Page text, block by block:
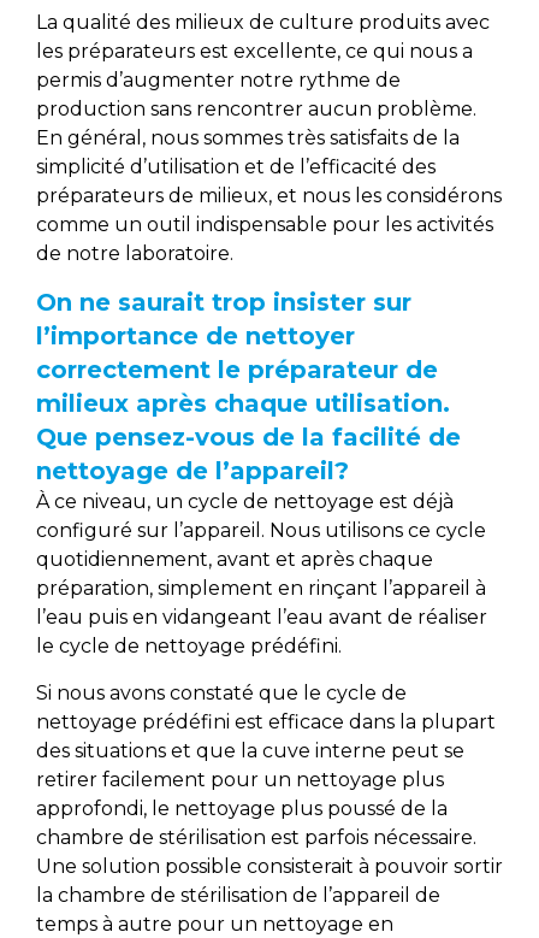
La qualité des milieux de culture produits avec
les préparateurs est excellente, ce qui nous a
permis d’augmenter notre rythme de
production sans rencontrer aucun problème.
En général, nous sommes très satisfaits de la
simplicité d’utilisation et de l’efficacité des
préparateurs de milieux, et nous les considérons
comme un outil indispensable pour les activités
de notre laboratoire.
On ne saurait trop insister sur
l’importance de nettoyer
correctement le préparateur de
milieux après chaque utilisation.
Que pensez-vous de la facilité de
nettoyage de l’appareil?
À ce niveau, un cycle de nettoyage est déjà
configuré sur l’appareil. Nous utilisons ce cycle
quotidiennement, avant et après chaque
préparation, simplement en rinçant l’appareil à
l’eau puis en vidangeant l’eau avant de réaliser
le cycle de nettoyage prédéfini.
Si nous avons constaté que le cycle de
nettoyage prédéfini est efficace dans la plupart
des situations et que la cuve interne peut se
retirer facilement pour un nettoyage plus
approfondi, le nettoyage plus poussé de la
chambre de stérilisation est parfois nécessaire.
Une solution possible consisterait à pouvoir sortir
la chambre de stérilisation de l’appareil de
temps à autre pour un nettoyage en